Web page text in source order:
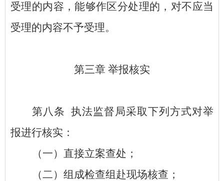
受理的内容，能够作区分处理的，对不应当
受理的内容不予受理。
第三章 举报核实
第八条 执法监督局采取下列方式对举
报进行核实：
（一）直接立案查处；
（二）组成检查组赴现场核查；